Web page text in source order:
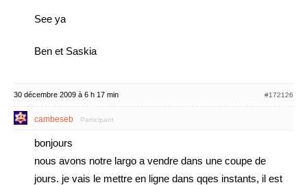
See ya
Ben et Saskia
30 décembre 2009 à 6 h 17 min #172126
cambeseb Participant
bonjours
nous avons notre largo a vendre dans une coupe de
jours. je vais le mettre en ligne dans qqes instants, il est